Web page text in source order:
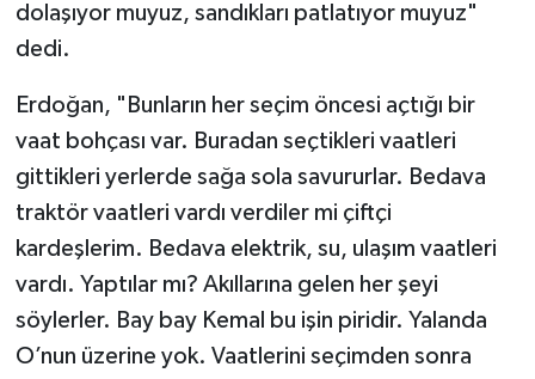
dolaşıyor muyuz, sandıkları patlatıyor muyuz"
dedi.
Erdoğan, "Bunların her seçim öncesi açtığı bir
vaat bohçası var. Buradan seçtikleri vaatleri
gittikleri yerlerde sağa sola savururlar. Bedava
traktör vaatleri vardı verdiler mi çiftçi
kardeşlerim. Bedava elektrik, su, ulaşım vaatleri
vardı. Yaptılar mı? Akıllarına gelen her şeyi
söylerler. Bay bay Kemal bu işin piridir. Yalanda
O’nun üzerine yok. Vaatlerini seçimden sonra